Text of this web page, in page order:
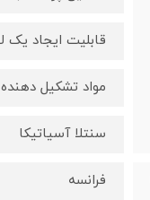
قابلیت ایجاد
مواد تشکیل
سنتلا آسیاتیکا
فرانسه